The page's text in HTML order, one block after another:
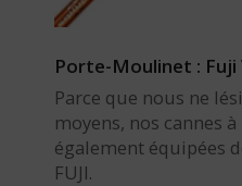
Porte-Moulinet : Fuji
Parce que nous ne
moyens, nos cannes
également équipées
FUJI.